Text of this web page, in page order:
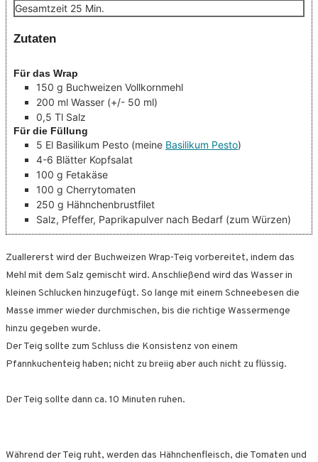
Gesamtzeit 25 Minuten
Min.
Zutaten
Für das Wrap
150 g Buchweizen Vollkornmehl
200 ml Wasser (+/- 50 ml)
0,5 Tl Salz
Für die Füllung
5 El Basilikum Pesto (meine Basilikum Pesto)
4-6 Blätter Kopfsalat
100 g Fetakäse
100 g Cherrytomaten
250 g Hähnchenbrustfilet
Salz, Pfeffer, Paprikapulver nach Bedarf (zum Würzen)
Zuallererst wird der Buchweizen Wrap-Teig vorbereitet, indem das
Mehl mit dem Salz gemischt wird. Anschließend wird das Wasser in
kleinen Schlucken hinzugefügt. So lange mit einem Schneebesen die
Masse immer wieder durchmischen, bis die richtige Wassermenge
hinzu gegeben wurde.
Der Teig sollte zum Schluss die Konsistenz von einem
Pfannkuchenteig haben; nicht zu breiig aber auch nicht zu flüssig.
Der Teig sollte dann ca. 10 Minuten ruhen.
Während der Teig ruht, werden das Hähnchenfleisch, die Tomaten und